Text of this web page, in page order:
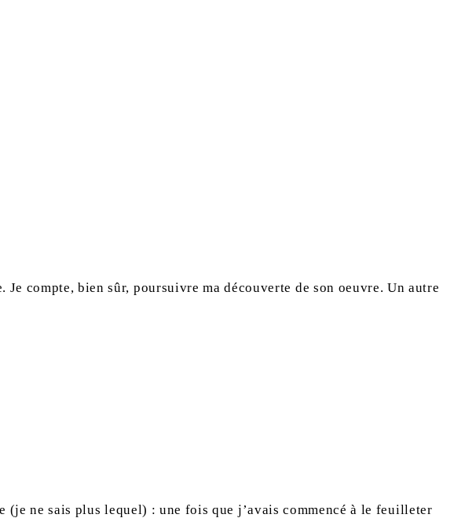
compte, bien sûr, poursuivre ma découverte de son oeuvre. Un autre
(je ne sais plus lequel) : une fois que j’avais commencé à le feuilleter